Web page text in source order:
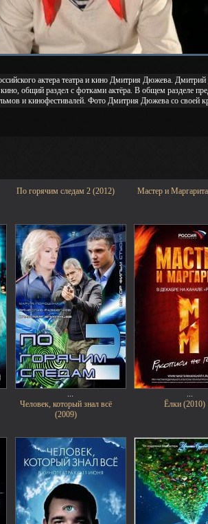
актера театра и кино Дмитрия Дюжева.
общий раздел с фотками актёра. В общем разделе
и кинофестивалей. Фото Дмитрия Дюжева со своей
По горячим следам 2 (2012)
...
Мастер и
...
Человек, который знал всё
(2009)
Ёлки (2010)